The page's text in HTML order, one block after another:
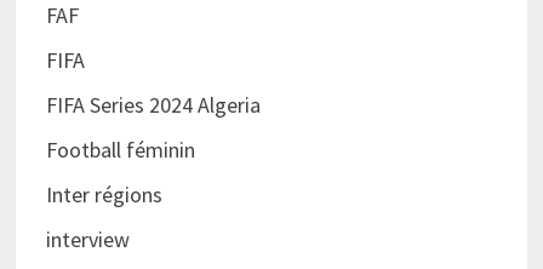
FAF
FIFA
FIFA Series 2024 Algeria
Football féminin
Inter régions
interview